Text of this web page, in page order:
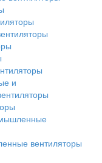
и
вентиляторы